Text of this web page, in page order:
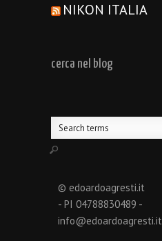
NIKON ITALIA
cerca nel blog
© edoardoagresti.it
- PI 04788830489 -
info@edoardoagresti.it